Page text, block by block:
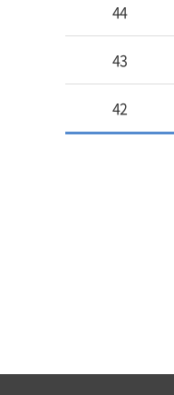
44
43
42